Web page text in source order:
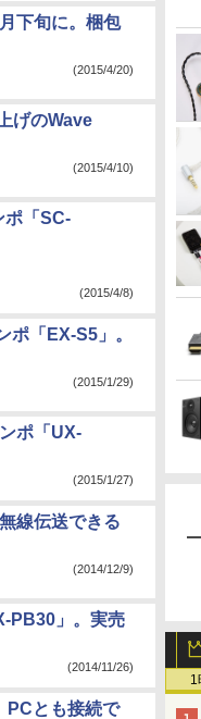
1
下旬に。梱包
(2015/4/20)
げのWave
(2015/4/10)
ポ「SC-
(2015/4/8)
「EX-S5」。
(2015/1/29)
ポ「UX-
(2015/1/27)
線伝送できる
(2014/12/9)
PB30」。実売
(2014/11/26)
PCとも接続で